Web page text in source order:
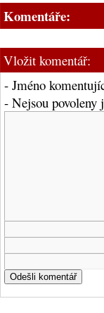
Komentáře:
Vložit komentář:
- Jméno
- Nejsou